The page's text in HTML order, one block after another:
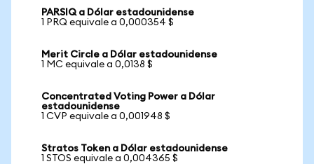
PARSIQ a Dólar estadounidense
1 PRQ equivale a 0,000354 $
Merit Circle a Dólar estadounidense
1 MC equivale a 0,0138 $
Concentrated Voting Power a Dólar
estadounidense
1 CVP equivale a 0,001948 $
Stratos Token a Dólar estadounidense
1 STOS equivale a 0,004365 $